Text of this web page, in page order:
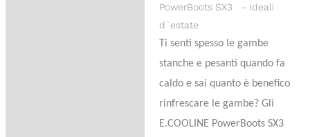
PowerBoots SX3 – ideali
d`estate
Ti senti spesso le gambe
stanche e pesanti quando fa
caldo e sai quanto è benefico
rinfrescare le gambe? Gli
E.COOLINE PowerBoots SX3